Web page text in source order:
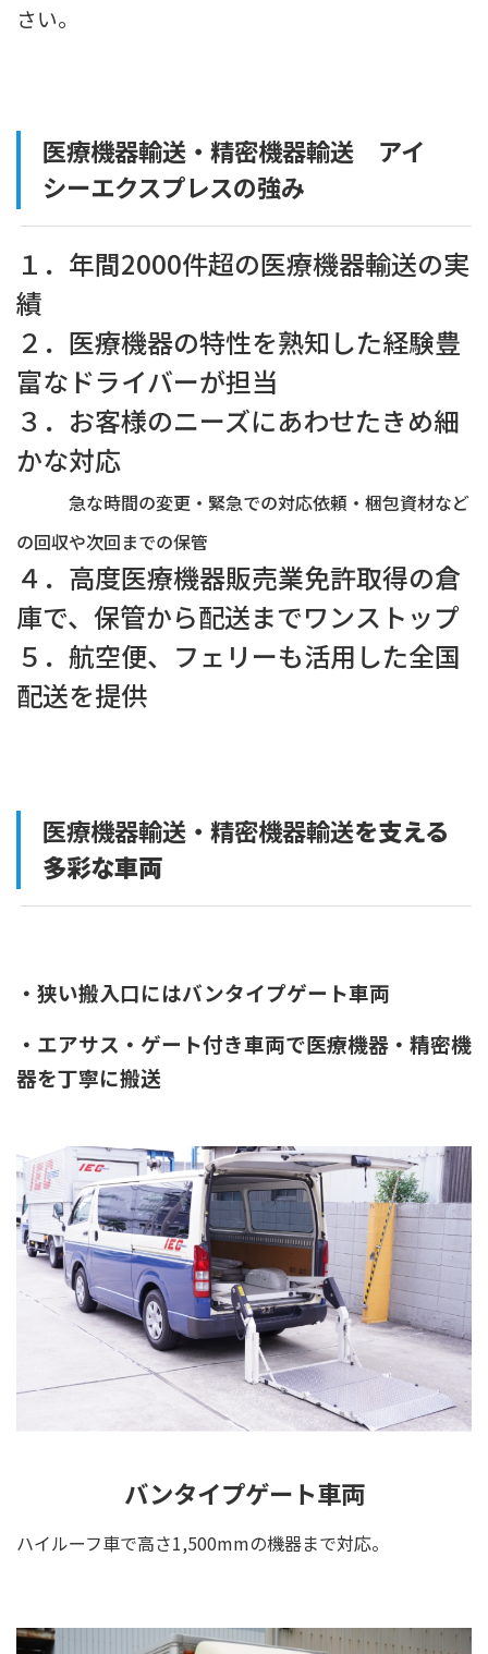
さい。
医療機器輸送・精密機器輸送 アイ
シーエクスプレスの強み
１．年間2000件超の医療機器輸送の実
績
２．医療機器の特性を熟知した経験豊
富なドライバーが担当
３．お客様のニーズにあわせたきめ細
かな対応
急な時間の変更・緊急での対応依頼・梱包資材など
の回収や次回までの保管
４．高度医療機器販売業免許取得の倉
庫で、保管から配送までワンストップ
５．航空便、フェリーも活用した全国
配送を提供
医療機器輸送・精密機器輸送を支える
多彩な車両
・狭い搬入口にはバンタイプゲート車両
・エアサス・ゲート付き車両で医療機器・精密機
器を丁寧に搬送
バンタイプゲート車両
ハイルーフ車で高さ1,500mmの機器まで対応。